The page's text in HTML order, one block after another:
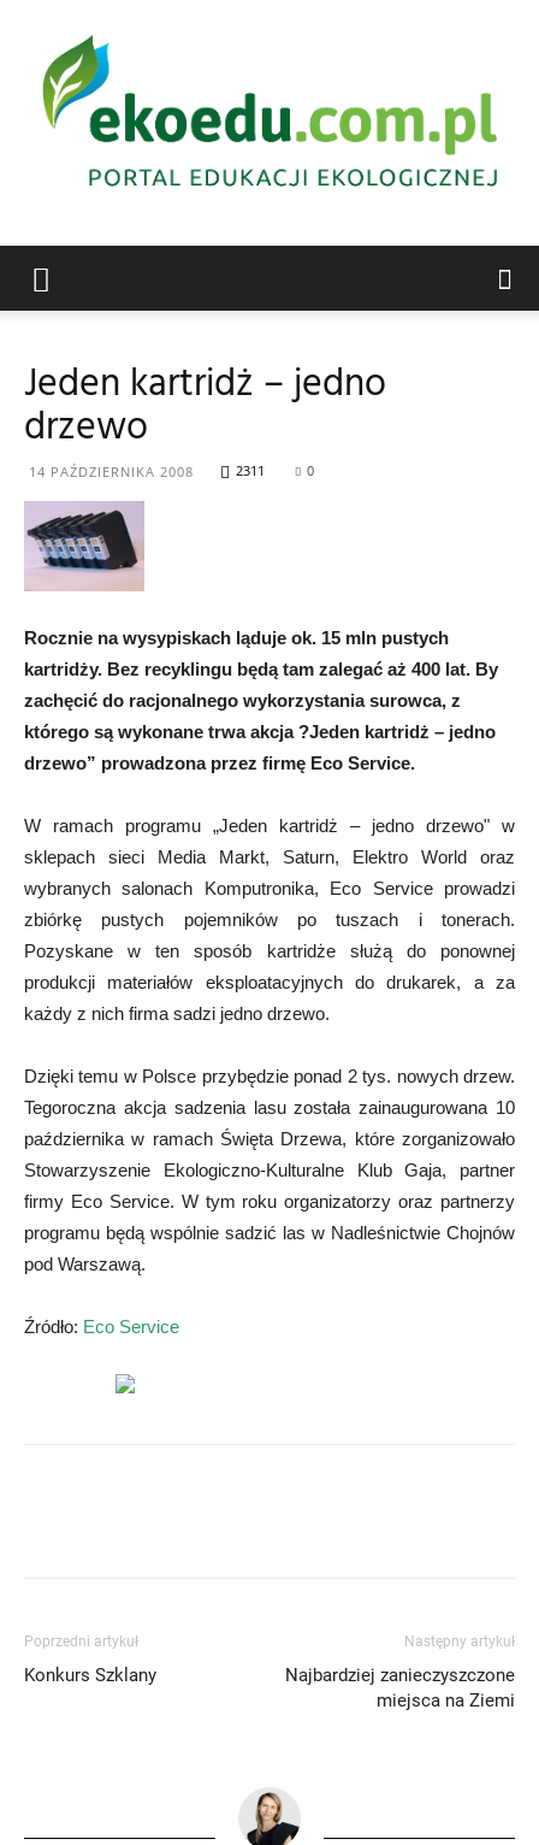
ekologiczna
Jeden kartridż – jedno
drzewo
14 PAŹDZIERNIKA 2008 2311 0
Rocznie na wysypiskach ląduje ok. 15 mln pustych
kartridży. Bez recyklingu będą tam zalegać aż 400 lat. By
zachęcić do racjonalnego wykorzystania surowca, z
którego są wykonane trwa akcja ?Jeden kartridż – jedno
drzewo” prowadzona przez firmę Eco Service.
W ramach programu „Jeden kartridż – jedno drzewo" w
sklepach sieci Media Markt, Saturn, Elektro World oraz
wybranych salonach Komputronika, Eco Service prowadzi
zbiórkę pustych pojemników po tuszach i tonerach.
Pozyskane w ten sposób kartridże służą do ponownej
produkcji materiałów eksploatacyjnych do drukarek, a za
każdy z nich firma sadzi jedno drzewo.
Dzięki temu w Polsce przybędzie ponad 2 tys. nowych drzew.
Tegoroczna akcja sadzenia lasu została zainaugurowana 10
października w ramach Święta Drzewa, które zorganizowało
Stowarzyszenie Ekologiczno-Kulturalne Klub Gaja, partner
firmy Eco Service. W tym roku organizatorzy oraz partnerzy
programu będą wspólnie sadzić las w Nadleśnictwie Chojnów
pod Warszawą.
Źródło: Eco Service
Poprzedni artykuł
Konkurs Szklany
Następny artykuł
Najbardziej zanieczyszczone
miejsca na Ziemi